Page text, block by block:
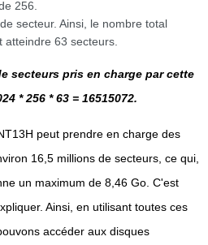
256.
secteur. Ainsi, le nombre total
63 secteurs.
secteurs pris en charge par cette
* 256 * 63 = 16515072.
peut prendre en charge des
16,5 millions de secteurs, ce qui,
un maximum de 8,46 Go. C'est
Ainsi, en utilisant toutes ces
accéder aux disques